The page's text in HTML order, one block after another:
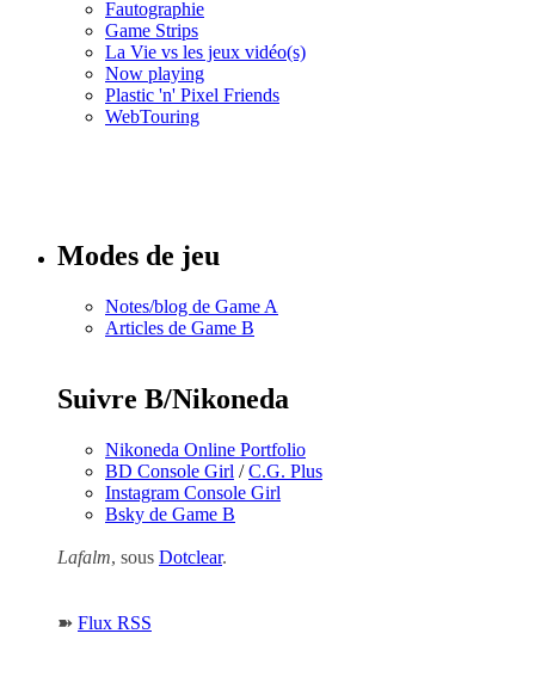
Fautographie
Game Strips
La Vie vs les jeux vidéo(s)
Now playing
Plastic 'n' Pixel Friends
WebTouring
Modes de jeu
Notes/blog de Game A
Articles de Game B
Suivre B/Nikoneda
Nikoneda Online Portfolio
BD Console Girl /C.G. Plus
Instagram Console Girl
Bsky de Game B
Lafalm, sous Dotclear.
➽ Flux RSS